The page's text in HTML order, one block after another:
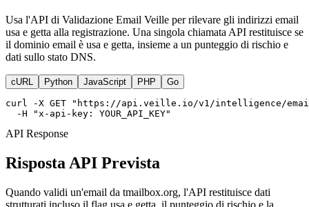
Usa l'API di Validazione Email Veille per rilevare gli indirizzi email
usa e getta alla registrazione. Una singola chiamata API restituisce se
il dominio email è usa e getta, insieme a un punteggio di rischio e
dati sullo stato DNS.
cURL Python JavaScript PHP Go
curl -X GET "https://api.veille.io/v1/intelligence/
  -H "x-api-key: YOUR_API_KEY"
API Response
Risposta API Prevista
Quando validi un'email da tmailbox.org, l'API restituisce dati
strutturati incluso il flag usa e getta, il punteggio di rischio e la